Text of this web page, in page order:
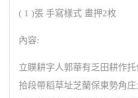
( 1 )張 手寫樣式 畫押2枚
內容:
立贌耕字人郭華有乏田耕作
拾段帶稻草址芝蘭保東勢角